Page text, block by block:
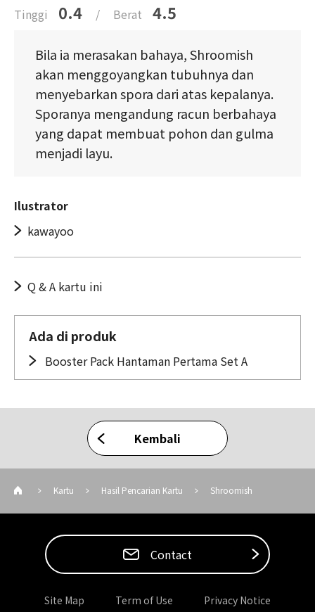
Tinggi 0.4 / Berat 4.5
Bila ia merasakan bahaya, Shroomish
akan menggoyangkan tubuhnya dan
menyebarkan spora dari atas kepalanya.
Sporanya mengandung racun berbahaya
yang dapat membuat pohon dan gulma
menjadi layu.
Ilustrator
kawayoo
Q & A kartu ini
Ada di produk
Booster Pack Hantaman Pertama Set A
Kembali
Kartu Hasil Pencarian Kartu Shroomish
Contact
Site Map Term of Use Privacy Notice